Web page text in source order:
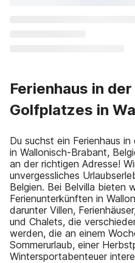
Ferienhaus in
Golfplatzes in
Du suchst ein Ferienhaus
in Wallonisch-Brabant,
an der richtigen Adresse!
unvergessliches
Belgien. Bei Belvilla bieten
Ferienunterkünften in
darunter Villen,
und Chalets, die
werden, die an einem
Sommerurlaub, einer
Wintersportabenteuer